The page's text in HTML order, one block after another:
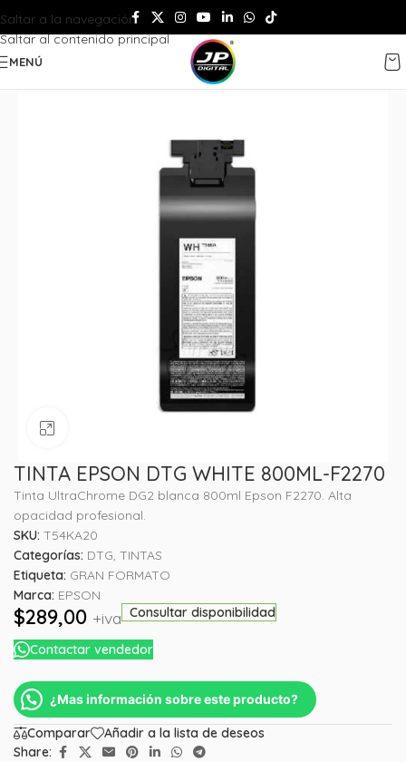
Saltar a la navegación
Saltar al contenido principal
MENÚ
TINTA EPSON DTG WHITE 800ML-F2270
Tinta UltraChrome DG2 blanca 800ml Epson F2270. Alta
opacidad profesional.
SKU: T54KA20
Categorías: DTG, TINTAS
Etiqueta: GRAN FORMATO
Marca: EPSON
$289,00 +iva Consultar disponibilidad
Contactar vendedor
¿Mas información sobre este producto?
Comparar
Añadir a la lista de deseos
Share: